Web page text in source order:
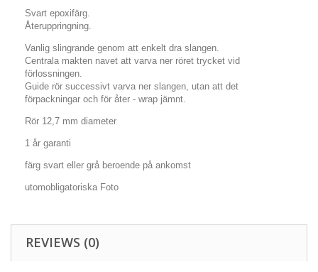
Svart epoxifärg.
Återuppringning.
Vanlig slingrande genom att enkelt dra slangen.
Centrala makten navet att varva ner röret trycket vid
förlossningen.
Guide rör successivt varva ner slangen, utan att det
förpackningar och för åter - wrap jämnt.
Rör 12,7 mm diameter
1 år garanti
färg svart eller grå beroende på ankomst
utomobligatoriska Foto
REVIEWS (0)